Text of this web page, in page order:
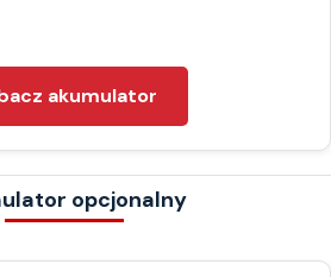
akumulator
opcjonalny